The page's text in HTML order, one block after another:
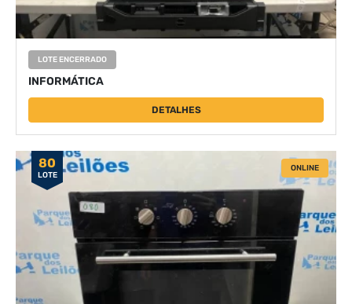
LOTE ENCERRADO
INFORMÁTICA
DETALHES
80
LOTE
ONLINE